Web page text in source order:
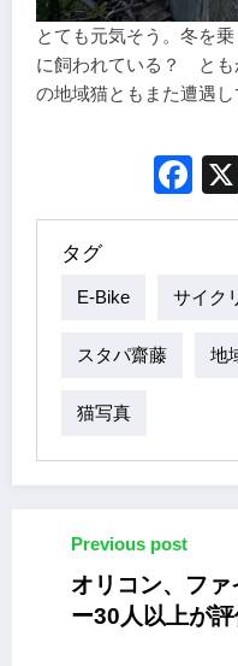
とても元気そう。冬を
に飼われている？ とも
の地域猫ともまた遭遇
タグ
E-Bike サイク
スタパ齋藤 地
猫写真
Previous post
オリコン、フ
ー30人以上が